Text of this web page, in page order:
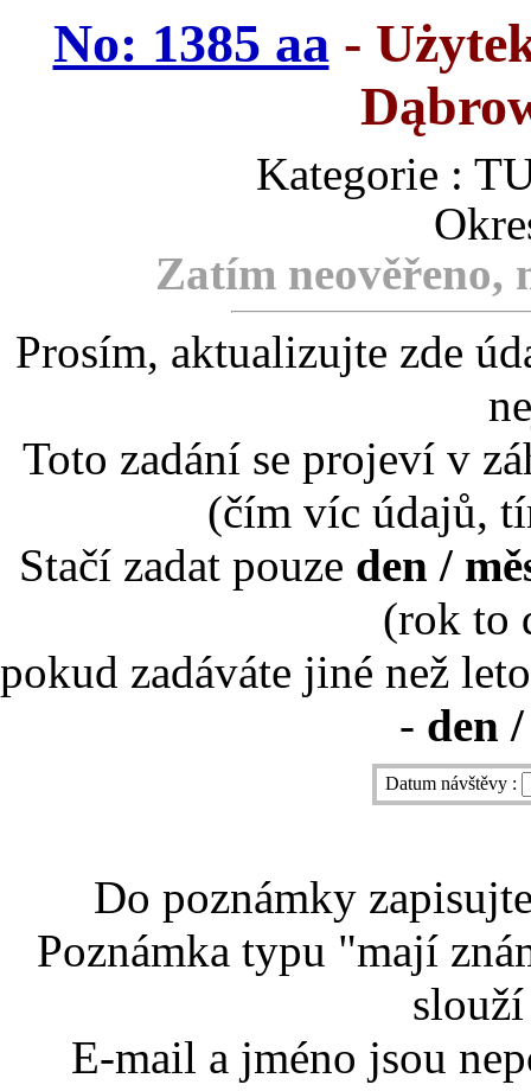
No: 1385 aa-
Kategorie :
Zatím
Prosím, aktualizujte zde
Toto zadání se projeví v
(čím víc údajů,
Stačí zadat pouze den /
(rok to
pokud zadáváte jiné než
- den
Datum návštěvy :
Do poznámky
Poznámka typu "mají
E-mail a jméno jsou